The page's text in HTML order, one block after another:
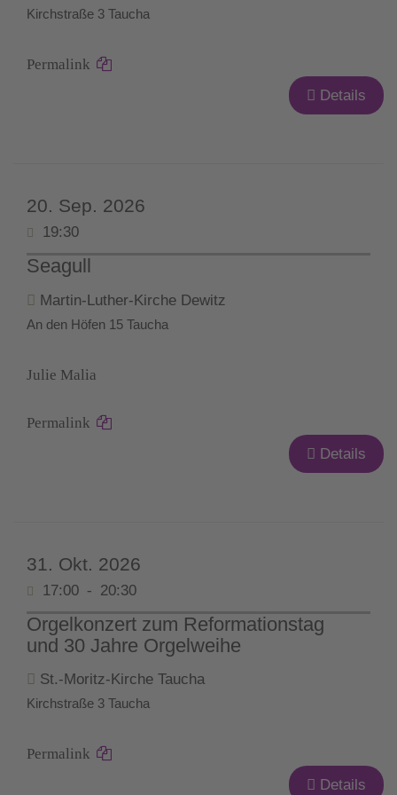
Kirchstraße 3 Taucha
Permalink
Details
20. Sep. 2026
19:30
Seagull
Martin-Luther-Kirche Dewitz
An den Höfen 15 Taucha
Julie Malia
Permalink
Details
31. Okt. 2026
17:00 - 20:30
Orgelkonzert zum Reformationstag
und 30 Jahre Orgelweihe
St.-Moritz-Kirche Taucha
Kirchstraße 3 Taucha
Permalink
Details